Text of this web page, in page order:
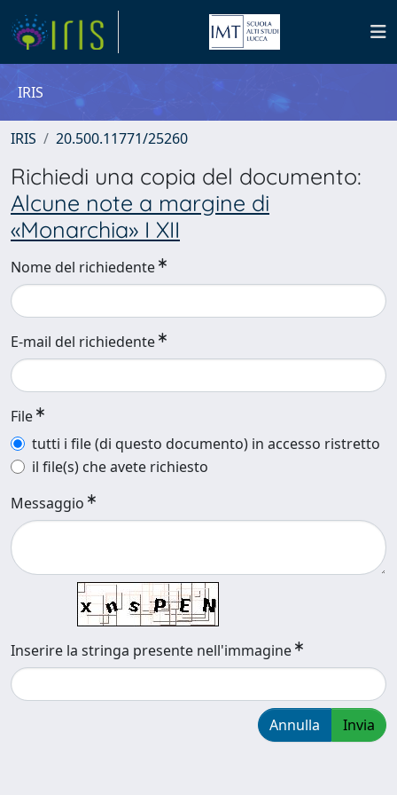
IRIS
IRIS 20.500.11771/25260
Richiedi una copia del documento:
Alcune note a margine di
«Monarchia» I XII
Nome del richiedente
E-mail del richiedente
File
tutti i file (di questo documento) in accesso ristretto
il file(s) che avete richiesto
Messaggio
Inserire la stringa presente nell'immagine
Annulla Invia